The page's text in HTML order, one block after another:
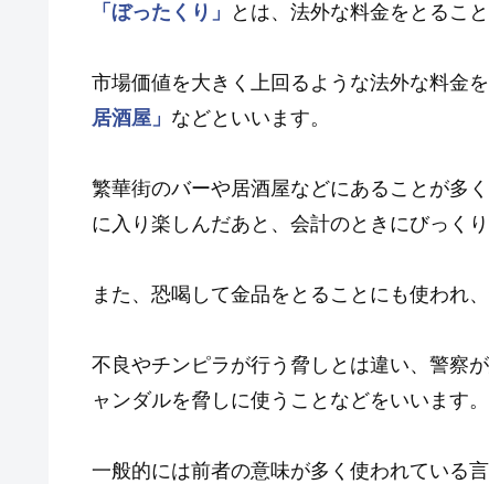
「ぼったくり」 とは、法外な料金をとるこ
市場価値を大きく上回るような法外な料金
居酒屋」 などといいます。
繁華街のバーや居酒屋などにあることが多
に入り楽しんだあと、会計のときにびっく
また、恐喝して金品をとることにも使われ
不良やチンピラが行う脅しとは違い、警察
ャンダルを脅しに使うことなどをいいます。
一般的には前者の意味が多く使われている言